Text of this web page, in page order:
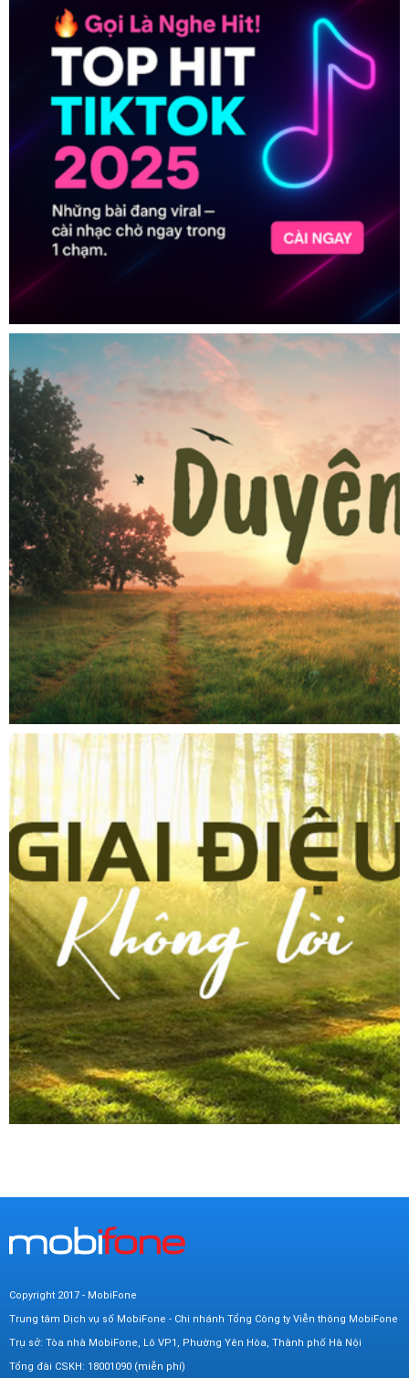
Copyright 2017 - MobiFone
Trung tâm Dịch vụ số MobiFone - Chi nhánh Tổng Công ty Viễn thông MobiFone
Trụ sở: Tòa nhà MobiFone, Lô VP1, Phường Yên Hòa, Thành phố Hà Nội
Tổng đài CSKH: 18001090 (miễn phí)